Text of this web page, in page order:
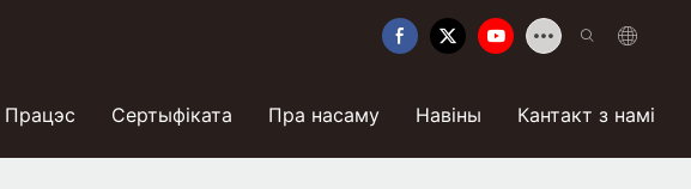
Працэс Сертыфіката Пра насаму Навіны Кантакт з намі